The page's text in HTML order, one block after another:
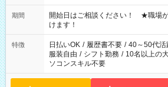
20:00 など 残業なし！ ※Wワークの場合、他のお仕事と合わせ
週40時間超の就業はご案内できませ
間以上勤務は社会保険への加入対象
（日雇い派遣の原則禁止）により、
案内が難しい場合があります
期間
開始日はご相談ください！ ★職場
けます！
特徴 日払いOK / 履歴書不要 / 40～50代活
服装自由 / シフト勤務 / 10名以上の
ソコンスキル不要